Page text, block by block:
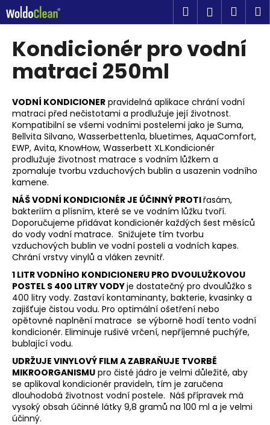
na
obsah
Hledat
Kondicionér pro vodní
matraci 250ml
VODNÍ KONDICIONER pravidelná aplikace chrání vodní
matraci před nečistotami a prodlužuje její životnost.
Kompatibilní se všemi vodními postelemi jako je Suma,
Bellvita Silvano, Wasserbetten1a, bluetimes, AquaComfort,
EWP, Avita, KnowHow, Wasserbett XL.Kondicionér
prodlužuje životnost matrace s vodním lůžkem a
zpomaluje tvorbu vzduchových bublin a usazenin vodního
kamene.
NÁŠ VODNÍ KONDICIONÉR JE ÚČINNÝ PROTIřasám,
bakteriím a plísním, které se ve vodním lůžku tvoří.
Doporučujeme přidávat kondicionér každých šest měsíců
do vody vodní matrace. Snižujete tím tvorbu
vzduchových bublin ve vodní posteli a vodních kapes.
Chrání vrstvy vinylů a vláken zevnitř.
1 LITR VODNÍHO KONDICIONERU PRO DVOULUŽKOVOU
POSTEL S 400 LITRY VODYje dostatečný pro dvoulůžko s
400 litry vody. Zastaví kontaminanty, bakterie, kvasinky a
zajišťuje čistou vodu. Pro optimální ošetření nebo
opětovné naplnění matrace se výborně hodí tento vodní
kondicionér. Eliminuje rušivé vrčení, nepříjemné puchýře,
bublající vodu.
UDRŽUJE VINYLOVÝ FILM A ZABRAŇUJE TVORBĚ
MIKROORGANISMU pro čisté jádro je velmi důležité, aby
se aplikoval kondicionér pravideln, tím je zaručena
dlouhodobá životnost vodní postele. Náš přípravek má
vysoký obsah účinné látky 9,8 gramů na 100 ml a je velmi
účinný.
K
o
C
o
p
o
t
ř
e
b
u
j
e
t
e
n
a
j
í
t
?
HLEDAT